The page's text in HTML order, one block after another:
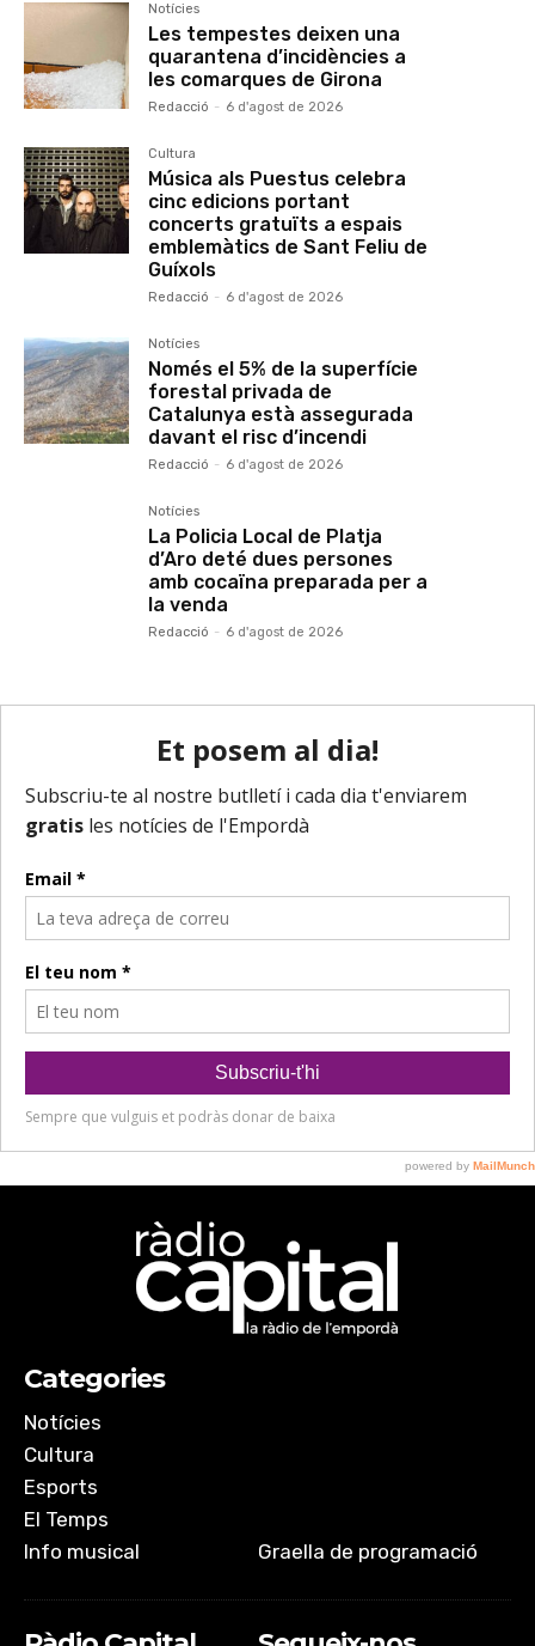
Notícies
Les tempestes deixen una
quarantena d’incidències a
les comarques de Girona
Redacció - 6 d'agost de 2026
Cultura
Música als Puestus celebra
cinc edicions portant
concerts gratuïts a espais
emblemàtics de Sant Feliu de
Guíxols
Redacció - 6 d'agost de 2026
Notícies
Només el 5% de la superfície
forestal privada de
Catalunya està assegurada
davant el risc d’incendi
Redacció - 6 d'agost de 2026
Notícies
La Policia Local de Platja
d’Aro deté dues persones
amb cocaïna preparada per a
la venda
Redacció - 6 d'agost de 2026
Categories
Notícies
Cultura
Esports
El Temps
Info musical
Graella de programació